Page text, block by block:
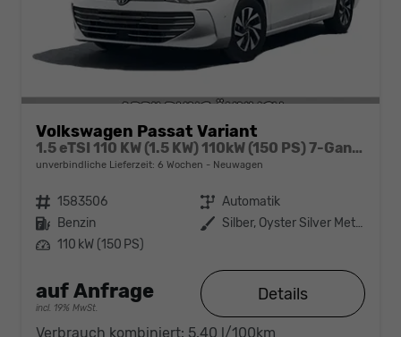
Volkswagen Passat Variant
1.5 eTSI 110 KW (1.5 KW) 110kW (150 PS) 7-Gang DSG
unverbindliche Lieferzeit: 6 Wochen Neuwagen
Fahrzeugnr. 1583506 Getriebe Automatik
Kraftstoff Benzin Außenfarbe
Silber, Oyster Silver Metallic (F0)
Leistung 110 kW (150 PS)
auf Anfrage
incl. 19% MwSt.
Details
Verbrauch kombiniert: 5,40 l/100km